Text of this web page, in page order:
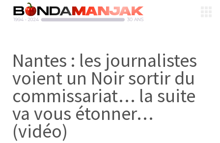
Nantes : les journalistes
voient un Noir sortir du
commissariat… la suite
va vous étonner…
(vidéo)